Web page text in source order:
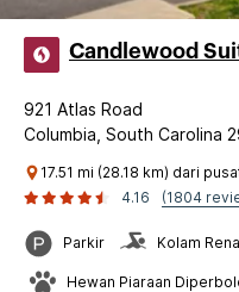
Candlewood
921 Atlas Road
Columbia, South Carolina
17.51 mi (28.18 km) dari
4.16
(1804
Parkir Kolam
Hewan Piaraan